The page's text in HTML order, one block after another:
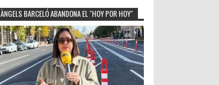
ÀNGELS BARCELÓ ABANDONA EL "HOY POR HOY"